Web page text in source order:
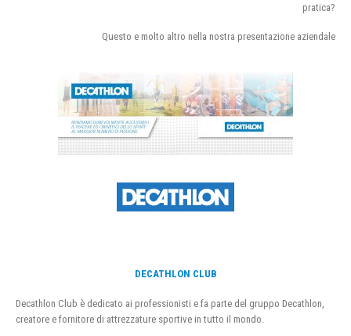
pratica?
Questo e molto altro nella nostra presentazione aziendale
DECATHLON CLUB
Decathlon Club è dedicato ai professionisti e fa parte del gruppo Decathlon,
creatore e fornitore di attrezzature sportive in tutto il mondo.